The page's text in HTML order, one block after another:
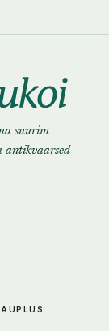
suurim
antikvaarsed